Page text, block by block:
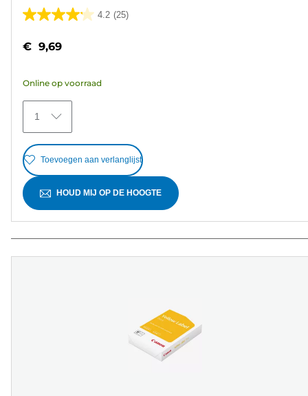
4.2 (25)
4.2
de
sterren.
25
beoordelingen
€ 9,69
Online op voorraad
1
Toevoegen aan verlanglijst
HOUD MIJ OP DE HOOGTE